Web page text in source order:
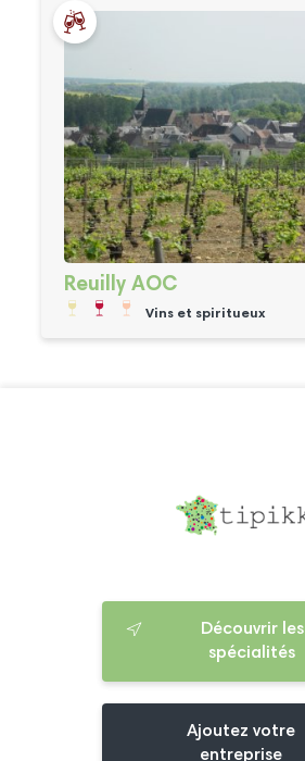
Reuilly AOC
Vins et spiritueux
Découvrir les
spécialités
Ajoutez votre
entreprise